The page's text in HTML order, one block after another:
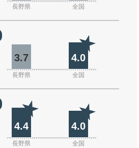
長野県 全国
3.7 4.0
長野県 全国
4.4 4.0
長野県 全国